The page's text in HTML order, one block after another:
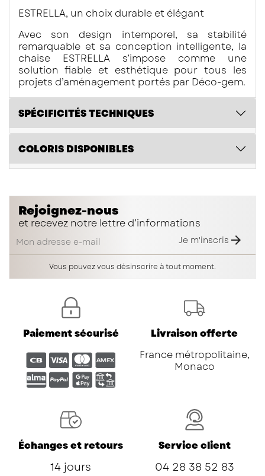
ESTRELLA, un choix durable et élégant
Avec son design intemporel, sa stabilité
remarquable et sa conception intelligente, la
chaise ESTRELLA s’impose comme une
solution fiable et esthétique pour tous les
projets d’aménagement portés par Déco-gem.
SPÉCIFICITÉS TECHNIQUES
COLORIS DISPONIBLES
Rejoignez-nous
et recevez notre lettre d’informations
Je m'inscris 
Vous pouvez vous désinscrire à tout moment.
Paiement sécurisé
Livraison offerte
France métropolitaine,
Monaco
Échanges et retours
14 jours
Service client
04 28 38 52 83